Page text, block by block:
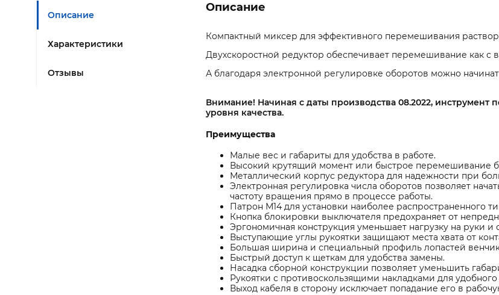
Описание
Характеристики
Отзывы
Описание
Компактный миксер для эффективного перемешивания
Двухскоростной редуктор обеспечивает перемешивание как с
А благодаря электронной регулировке оборотов можно
Внимание! Начиная с даты производства 08.2022, инструмент
уровня качества.
Преимущества
Малые вес и габариты для удобства в работе.
Высокий крутящий момент или быстрое перемешивание
Металлический корпус редуктора для надежности при
Электронная регулировка числа оборотов позволяет
частоту вращения прямо в процессе работы.
Патрон М14 для установки наиболее распространенного
Кнопка блокировки выключателя предохраняет от
Эргономичная конструкция уменьшает нагрузку на руки и
Выступающие углы рукоятки защищают места хвата от
Большая ширина и специальный профиль лопастей
Быстрый доступ к щеткам для удобства замены.
Насадка сборной конструкции позволяет уменьшить
Рукоятки с противоскользящими накладками для удобного
Выход кабеля в сторону исключает попадание его в